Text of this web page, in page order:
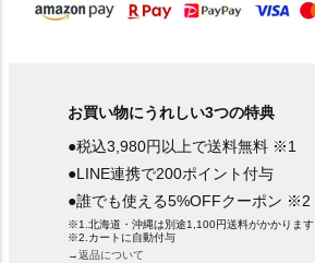
お買い物にうれしい3つの特典
●税込3,980円以上で送料無料 ※1
●LINE連携で200ポイント付与
●誰でも使える5%OFFクーポン ※2
※1.北海道・沖縄は別途1,100円送料がかかります
※2.カートに自動付与
→返品について